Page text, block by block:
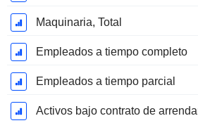
Maquinaria, Total
Empleados a tiempo completo
Empleados a tiempo parcial